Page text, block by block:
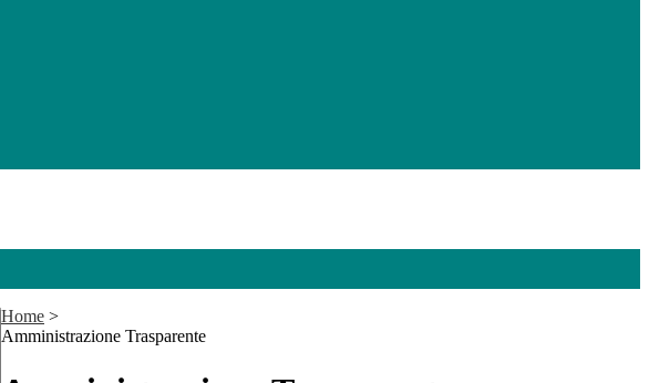
Home >
Amministrazione Trasparente